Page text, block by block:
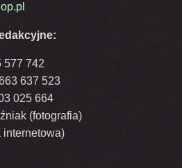
577 742
637 523
025 664
(fotografia)
internetowa)